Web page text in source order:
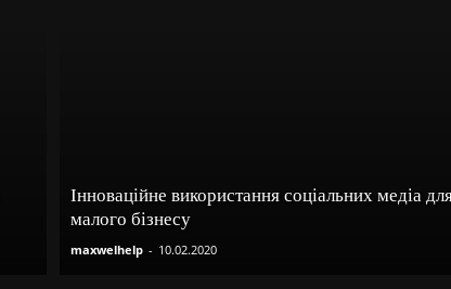
Інноваційне використання соціальних медіа
малого бізнесу
maxwelhelp - 10.02.2020